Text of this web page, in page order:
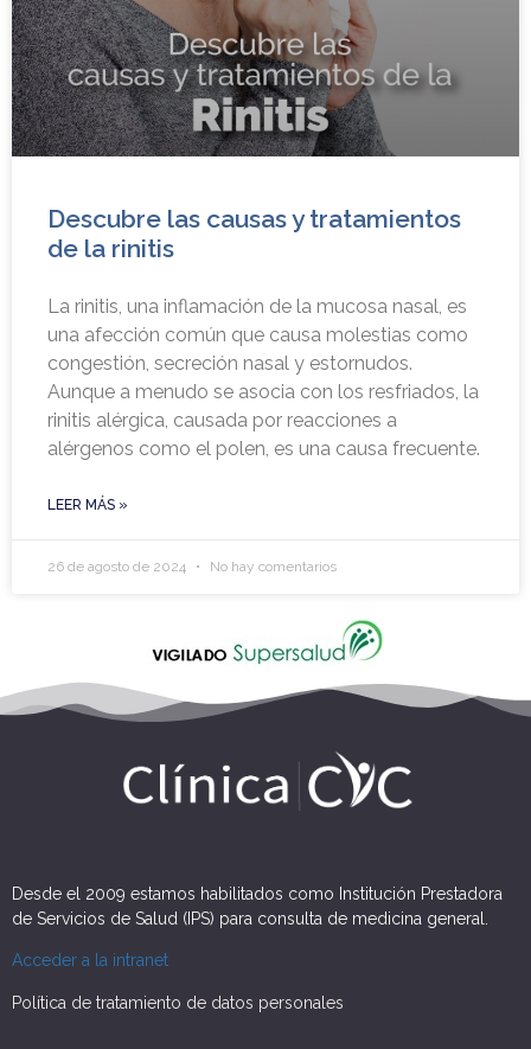
Descubre las causas y tratamientos
de la rinitis
La rinitis, una inflamación de la mucosa nasal, es
una afección común que causa molestias como
congestión, secreción nasal y estornudos.
Aunque a menudo se asocia con los resfriados, la
rinitis alérgica, causada por reacciones a
alérgenos como el polen, es una causa frecuente.
LEER MÁS »
26 de agosto de 2024 No hay comentarios
Desde el 2009 estamos habilitados como Institución Prestadora
de Servicios de Salud (IPS) para consulta de medicina general.
Acceder a la intranet
Política de tratamiento de datos personales